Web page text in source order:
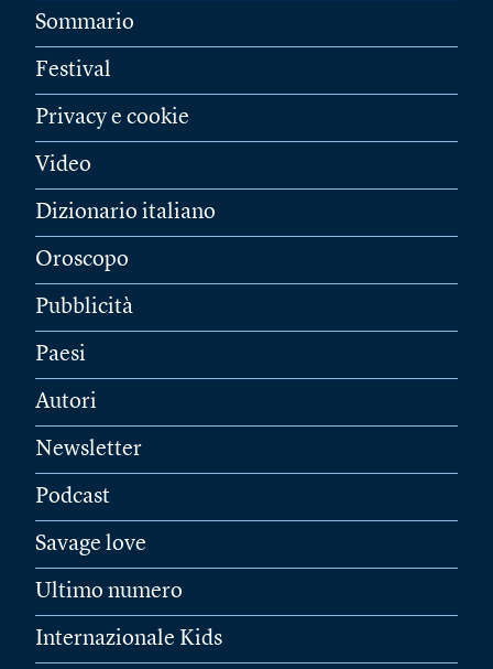
Sommario
Festival
Privacy e cookie
Video
Dizionario italiano
Oroscopo
Pubblicità
Paesi
Autori
Newsletter
Podcast
Savage love
Ultimo numero
Internazionale Kids